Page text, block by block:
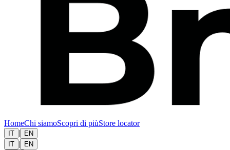
HomeChi siamoScopri di piùStore locator
IT |
EN
IT | EN